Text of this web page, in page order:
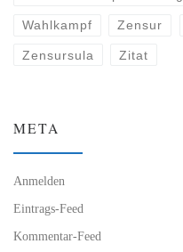
Wahlkampf Zensur
Zensursula Zitat
META
Anmelden
Eintrags-Feed
Kommentar-Feed